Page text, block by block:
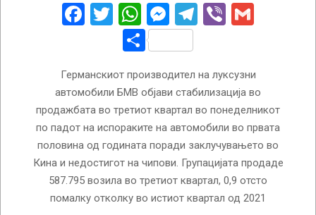
Facebook
Twitter
WhatsApp
Messenger
Telegram
Viber
Share
Германскиот производител на луксузни
автомобили БМВ објави стабилизација во
продажбата во третиот квартал во понеделникот
по падот на испораките на автомобили во првата
половина од годината поради заклучувањето во
Кина и недостигот на чипови. Групацијата продаде
587.795 возила во третиот квартал, 0,9 отсто
помалку отколку во истиот квартал од 2021